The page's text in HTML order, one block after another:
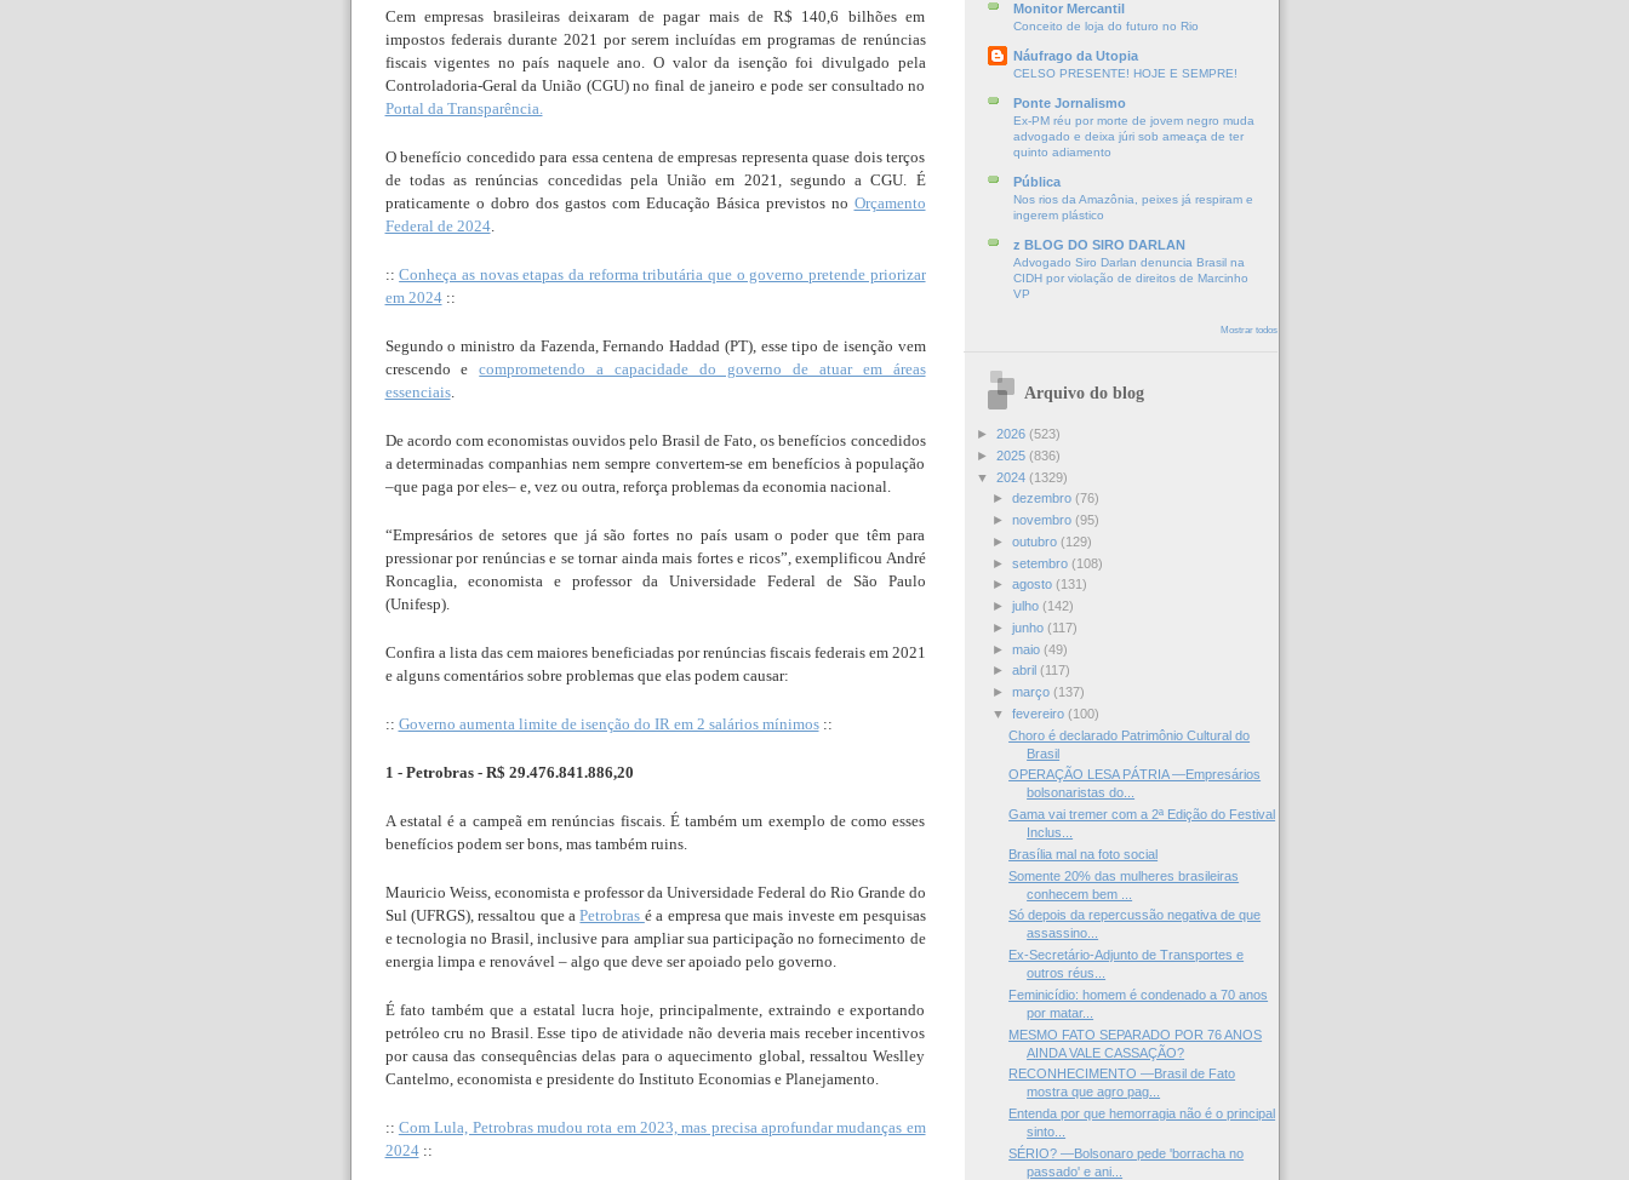
Cem empresas brasileiras deixaram de pagar mais de R$ 140,6 bilhões em
impostos federais durante 2021 por serem incluídas em programas de renúncias
fiscais vigentes no país naquele ano. O valor da isenção foi divulgado pela
Controladoria-Geral da União (CGU) no final de janeiro e pode ser consultado no
Portal da Transparência.
O benefício concedido para essa centena de empresas representa quase dois terços
de todas as renúncias concedidas pela União em 2021, segundo a CGU. É
praticamente o dobro dos gastos com Educação Básica previstos no Orçamento
Federal de 2024.
::Conheça as novas etapas da reforma tributária que o governo pretende priorizar
em 2024::
Segundo o ministro da Fazenda, Fernando Haddad (PT), esse tipo de isenção vem
crescendo ecomprometendo a capacidade do governo de atuar em áreas
essenciais.
De acordo com economistas ouvidos pelo Brasil de Fato, os benefícios concedidos
a determinadas companhias nem sempre convertem-se em benefícios à população
–que paga por eles– e, vez ou outra, reforça problemas da economia nacional.
“Empresários de setores que já são fortes no país usam o poder que têm para
pressionar por renúncias e se tornar ainda mais fortes e ricos”, exemplificou André
Roncaglia, economista e professor da Universidade Federal de São Paulo
(Unifesp).
Confira a lista das cem maiores beneficiadas por renúncias fiscais federais em 2021
e alguns comentários sobre problemas que elas podem causar:
:: Governo aumenta limite de isenção do IR em 2 salários mínimos::
1 - Petrobras - R$ 29.476.841.886,20
A estatal é a campeã em renúncias fiscais. É também um exemplo de como esses
benefícios podem ser bons, mas também ruins.
Mauricio Weiss, economista e professor da Universidade Federal do Rio Grande do
Sul (UFRGS), ressaltou que aPetrobras é a empresa que mais investe em pesquisas
e tecnologia no Brasil, inclusive para ampliar sua participação no fornecimento de
energia limpa e renovável – algo que deve ser apoiado pelo governo.
É fato também que a estatal lucra hoje, principalmente, extraindo e exportando
petróleo cru no Brasil. Esse tipo de atividade não deveria mais receber incentivos
por causa das consequências delas para o aquecimento global, ressaltou Weslley
Cantelmo, economista e presidente do Instituto Economias e Planejamento.
:: Com Lula, Petrobras mudou rota em 2023, mas precisa aprofundar mudanças em
2024::
Monitor Mercantil
Conceito de loja do futuro no Rio
Náufrago da Utopia
CELSO PRESENTE! HOJE E SEMPRE!
Ponte Jornalismo
Ex-PM réu por morte de jovem negro muda
advogado e deixa júri sob ameaça de ter
quinto adiamento
Pública
Nos rios da Amazônia, peixes já respiram e
ingerem plástico
z BLOG DO SIRO DARLAN
Advogado Siro Darlan denuncia Brasil na
CIDH por violação de direitos de Marcinho
VP
Mostrar todos
Arquivo do blog
► 2026 (523)
► 2025 (836)
▼ 2024 (1329)
► dezembro (76)
► novembro (95)
► outubro (129)
► setembro (108)
► agosto (131)
► julho (142)
► junho (117)
► maio (49)
► abril (117)
► março (137)
▼ fevereiro (100)
Choro é declarado Patrimônio Cultural do
Brasil
OPERAÇÃO LESA PÁTRIA —Empresários
bolsonaristas do...
Gama vai tremer com a 2ª Edição do Festival
Inclus...
Brasília mal na foto social
Somente 20% das mulheres brasileiras
conhecem bem ...
Só depois da repercussão negativa de que
assassino...
Ex-Secretário-Adjunto de Transportes e
outros réus...
Feminicídio: homem é condenado a 70 anos
por matar...
MESMO FATO SEPARADO POR 76 ANOS
AINDA VALE CASSAÇÃO?
RECONHECIMENTO —Brasil de Fato
mostra que agro pag...
Entenda por que hemorragia não é o principal
sinto...
SÉRIO? —Bolsonaro pede 'borracha no
passado' e ani...